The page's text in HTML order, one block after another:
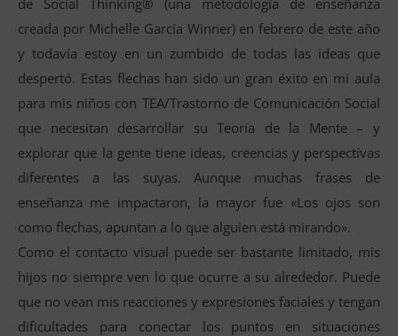
de Social Thinking® (una metodología de enseñanza
creada por Michelle García Winner) en febrero de este año
y todavía estoy en un zumbido de todas las ideas que
despertó. Estas flechas han sido un gran éxito en mi aula
para mis niños con TEA/Trastorno de Comunicación Social
que necesitan desarrollar su Teoría de la Mente – y
explorar que la gente tiene ideas, creencias y perspectivas
diferentes a las suyas. Aunque muchas frases de
enseñanza me impactaron, la mayor fue «Los ojos son
como flechas, apuntan a lo que alguien está mirando».
Como el contacto visual puede ser bastante limitado, mis
hijos no siempre ven lo que ocurre a su alrededor. Puede
que no vean mis reacciones y expresiones faciales y tengan
dificultades para conectar los puntos en situaciones